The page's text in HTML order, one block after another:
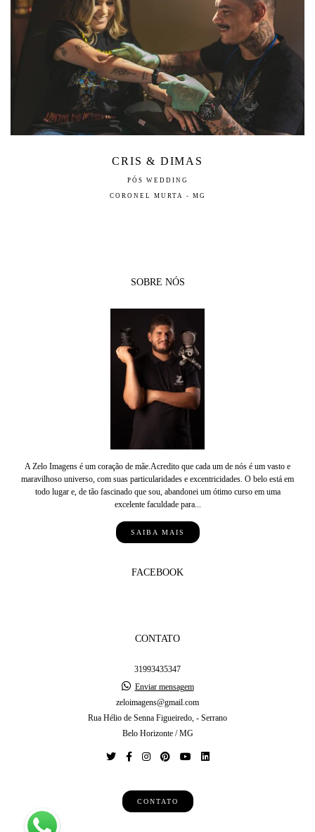
CRIS & DIMAS
PÓS WEDDING
CORONEL MURTA - MG
SOBRE NÓS
A Zelo Imagens é um coração de mãe.Acredito que cada um de nós é um vasto e
maravilhoso universo, com suas particularidades e excentricidades. O belo está em
todo lugar e, de tão fascinado que sou, abandonei um ótimo curso em uma
excelente faculdade para...
SAIBA MAIS
FACEBOOK
CONTATO
31993435347
Enviar mensagem
zeloimagens@gmail.com
Rua Hélio de Senna Figueiredo, - Serrano
Belo Horizonte / MG
CONTATO